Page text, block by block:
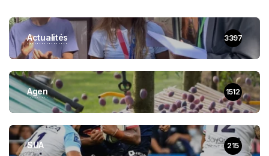
Actualités 3397
Agen 1512
SUA 215